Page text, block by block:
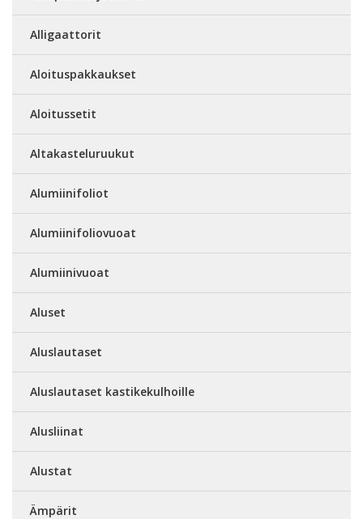
Alligaattorit
Aloituspakkaukset
Aloitussetit
Altakasteluruukut
Alumiinifoliot
Alumiinifoliovuoat
Alumiinivuoat
Aluset
Aluslautaset
Aluslautaset kastikekulhoille
Alusliinat
Alustat
Ämpärit